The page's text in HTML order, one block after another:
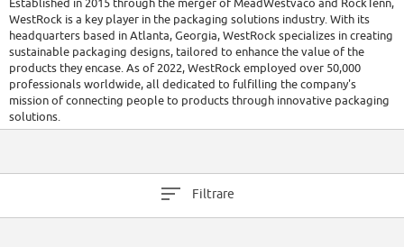
WestRock is a key player in the packaging solutions industry. With its
headquarters based in Atlanta, Georgia, WestRock specializes in creating
sustainable packaging designs, tailored to enhance the value of the
products they encase. As of 2022, WestRock employed over 50,000
professionals worldwide, all dedicated to fulfilling the company's
mission of connecting people to products through innovative packaging
solutions.
a detailed view of recent financial data, it's recommended to review
Filtrare